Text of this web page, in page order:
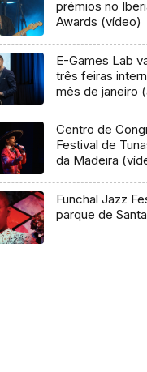
prémios no
Awards (vídeo)
E-Games Lab
três feiras
mês de janeiro
Centro de
Festival de
da Madeira
Funchal Jazz
parque de